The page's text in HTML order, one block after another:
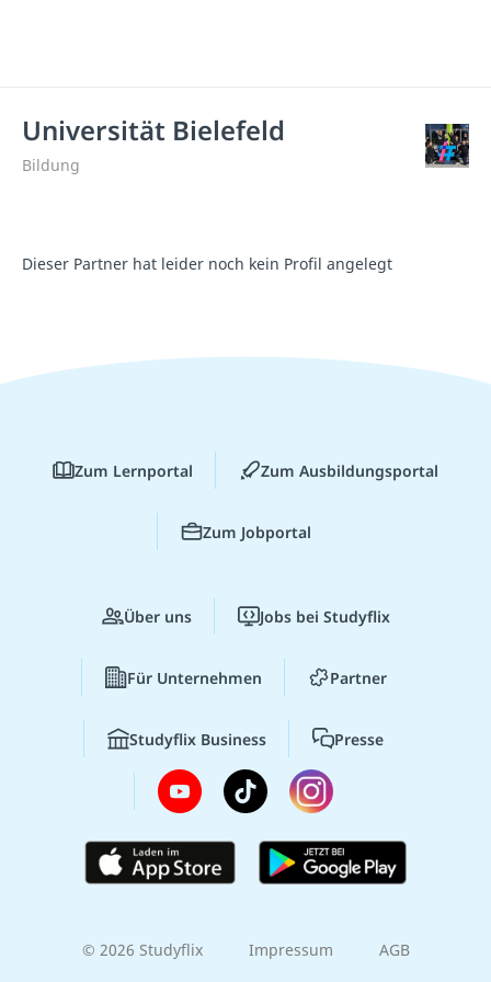
Universität Bielefeld
Bildung
Dieser Partner hat leider noch kein Profil angelegt
Zum Lernportal Zum Ausbildungsportal
Zum Jobportal
Über uns Jobs bei Studyflix
Für Unternehmen Partner
Studyflix Business Presse
© 2026 Studyflix Impressum AGB